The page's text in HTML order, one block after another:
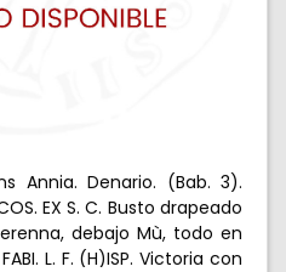
Annia. Denario. (Bab. 3).
EX S. C. Busto drapeado
debajo Mù, todo en
L. F. (H)ISP. Victoria con